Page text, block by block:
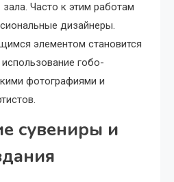
Часто к этим работам
дизайнеры.
элементом становится
гобо-
фотографиями и
сувениры и